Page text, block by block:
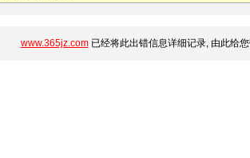
www.365jz.com已经将此出错信息详细记录, 由此给